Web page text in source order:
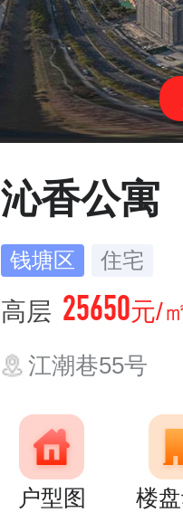
沁香公寓
钱塘区 住宅
高层 25650元/
江潮巷55号
户型图 楼